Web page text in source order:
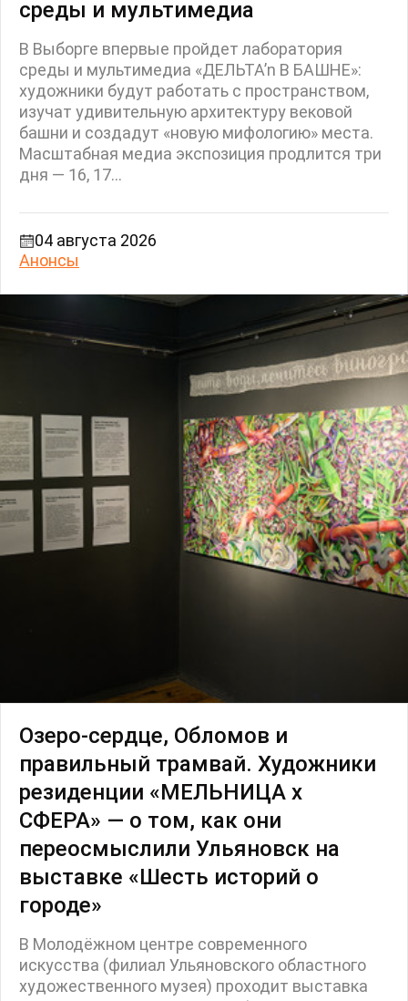
среды и мультимедиа
В Выборге впервые пройдет лаборатория
среды и мультимедиа «ДЕЛЬТА’n В БАШНЕ»:
художники будут работать с пространством,
изучат удивительную архитектуру вековой
башни и создадут «новую мифологию» места.
Масштабная медиа экспозиция продлится три
дня — 16, 17...
04 августа 2026
Анонсы
Озеро-сердце, Обломов и
правильный трамвай. Художники
резиденции «МЕЛЬНИЦА х
СФЕРА» — о том, как они
переосмыслили Ульяновск на
выставке «Шесть историй о
городе»
В Молодёжном центре современного
искусства (филиал Ульяновского областного
художественного музея) проходит выставка